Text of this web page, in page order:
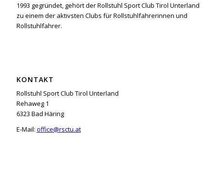
1993 gegründet, gehört der Rollstuhl Sport Club Tirol Unterland
zu einem der aktivsten Clubs für Rollstuhlfahrerinnen und
Rollstuhlfahrer.
KONTAKT
Rollstuhl Sport Club Tirol Unterland
Rehaweg 1
6323 Bad Häring
E-Mail: office@rsctu.at